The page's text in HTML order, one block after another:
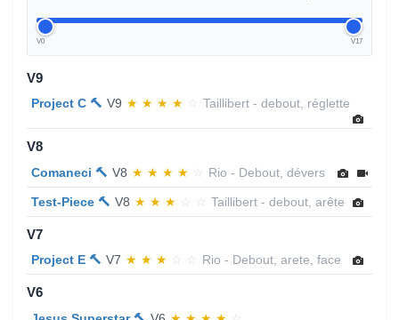
V0 V17
V9
Project C 🔨 V9 ★ ★ ★ ★ ☆ Taillibert - debout, réglette
V8
Comaneci 🔨 V8 ★ ★ ★ ★ ☆ Rio - Debout, dévers
Test-Piece 🔨 V8 ★ ★ ★ ☆ ☆ Taillibert - debout, arête
V7
Project E 🔨 V7 ★ ★ ★ ☆ ☆ Rio - Debout, arete, face
V6